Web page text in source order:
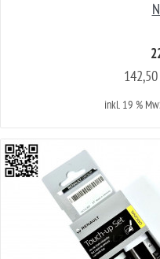
inkl. 19 %